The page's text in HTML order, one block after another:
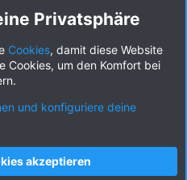
teilen
Datenschutz
Privatsphäre
Cookies, damit diese Website
Cookies, um den Komfort bei
und konfiguriere deine
akzeptieren